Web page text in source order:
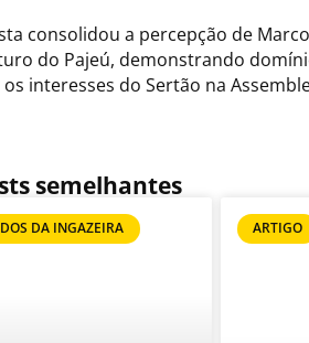
consolidou a percepção de
do Pajeú, demonstrando
interesses do Sertão na
semelhantes
DA INGAZEIRA ARTIGO